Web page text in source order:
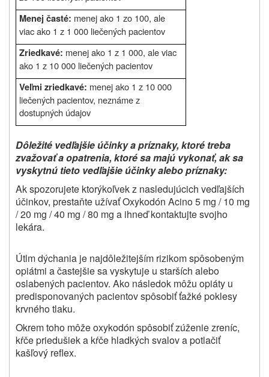
Menej časté: menej ako 1 zo 100, ale
viac ako 1 z 1 000 liečených pacientov
Zriedkavé: menej ako 1 z 1 000, ale viac
ako 1 z 10 000 liečených pacientov
Veľmi zriedkavé: menej ako 1 z 10 000
liečených pacientov, neznáme z
dostupných údajov
Dôležité vedľajšie účinky a príznaky, ktoré treba
zvažovať a opatrenia, ktoré sa majú vykonať, ak sa
vyskytnú tieto vedľajšie účinky alebo príznaky:
Ak spozorujete ktorýkoľvek z nasledujúcich vedľajších
účinkov, prestaňte užívať Oxykodón Acino 5 mg / 10 mg
/ 20 mg / 40 mg / 80 mg a ihneď kontaktujte svojho
lekára.
Útlm dýchania je najdôležitejším rizikom spôsobeným
opiátmi a častejšie sa vyskytuje u starších alebo
oslabených pacientov. Ako následok môžu opiáty u
predisponovaných pacientov spôsobiť ťažké poklesy
krvného tlaku.
Okrem toho môže oxykodón spôsobiť zúženie zreníc,
kŕče priedušiek a kŕče hladkých svalov a potlačiť
kašľový reflex.